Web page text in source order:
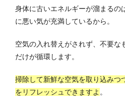
身体に古いエネルギーが溜まるの
に悪い気が充満しているから。
空気の入れ替えがされず、不要な
だけが循環します。
掃除して新鮮な空気を取り込みつ
をリフレッシュできますよ 。